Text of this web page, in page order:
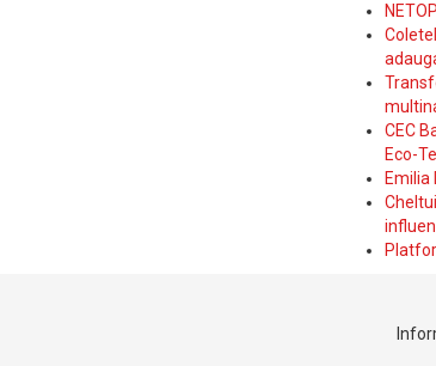
CEC
Eco-